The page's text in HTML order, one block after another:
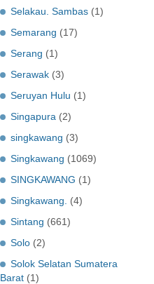
Selakau. Sambas (1)
Semarang (17)
Serang (1)
Serawak (3)
Seruyan Hulu (1)
Singapura (2)
singkawang (3)
Singkawang (1069)
SINGKAWANG (1)
Singkawang.
(4)
Sintang (661)
Solo (2)
Solok Selatan Sumatera
Barat (1)